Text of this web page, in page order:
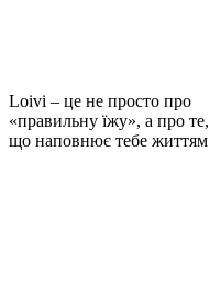
Loivi – це не просто про
«правильну їжу», а про те,
що наповнює тебе життям